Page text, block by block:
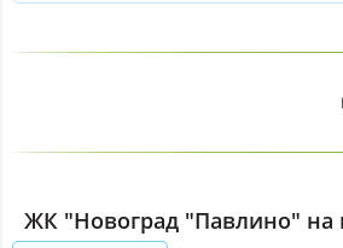
ЖК "Новоград "Павлино" на